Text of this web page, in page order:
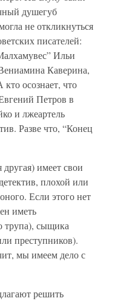
душегуб
не откликнуться
писателей:
Ильи
Каверина,
осознает, что
Петров в
и лжеартель
Разве что, “Конец
имеет свои
плохой или
Если этого нет
иметь
трупа), сыщика
преступников).
мы имеем дело с
решить